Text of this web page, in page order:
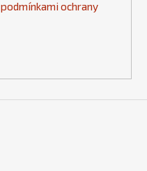
podmínkami ochrany